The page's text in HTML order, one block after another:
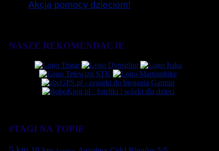
Akcja pomocy dzieciom!
NASZE REKOMENDACJE
#TAGI NA TOPIE